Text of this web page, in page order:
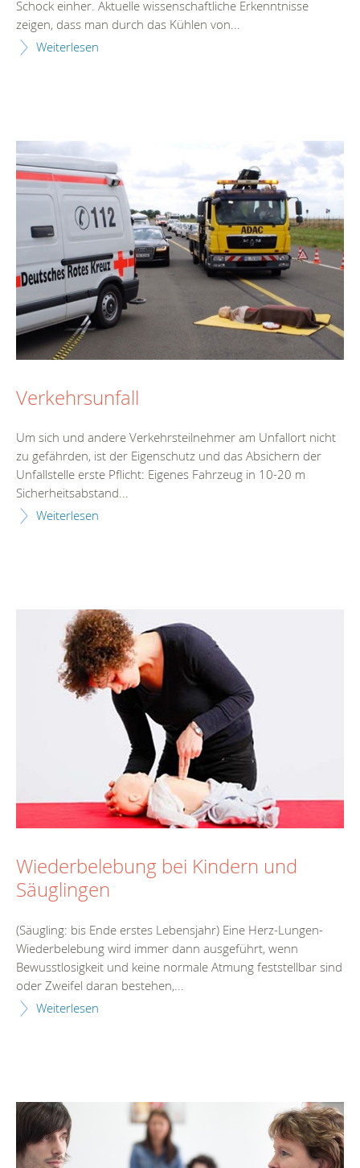
Schock einher. Aktuelle wissenschaftliche Erkenntnisse
zeigen, dass man durch das Kühlen von...
Weiterlesen
Verkehrsunfall
Um sich und andere Verkehrsteilnehmer am Unfallort nicht
zu gefährden, ist der Eigenschutz und das Absichern der
Unfallstelle erste Pflicht: Eigenes Fahrzeug in 10-20 m
Sicherheitsabstand...
Weiterlesen
Wiederbelebung bei Kindern und
Säuglingen
(Säugling: bis Ende erstes Lebensjahr) Eine Herz-Lungen-
Wiederbelebung wird immer dann ausgeführt, wenn
Bewusstlosigkeit und keine normale Atmung feststellbar sind
oder Zweifel daran bestehen,...
Weiterlesen